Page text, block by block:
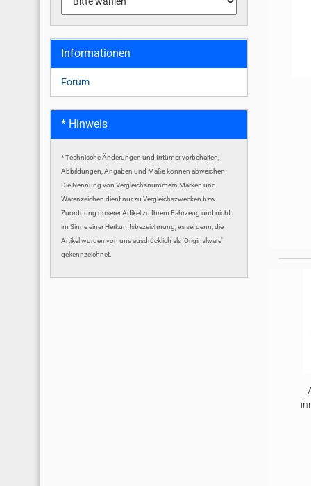
Informationen
Forum
* Hinweis
* Technische Änderungen und Irrtümer vorbehalten,
Abbildungen, Angaben und Maße können abweichen.
Die Nennung von Vergleichsnummern Marken und
Warenzeichen dient nur zu Vergleichszwecken bzw.
Zuordnung unserer Artikel zu Ihrem Fahrzeug und nicht
im Sinne einer Herkunftsbezeichnung, es sei denn, die
Artikel wurden von uns ausdrücklich als 'Originalware'
gekennzeichnet.